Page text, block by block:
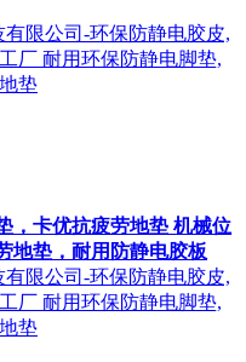
限公司-环保防静电胶皮,
厂 耐用环保防静电脚垫,
垫
，卡优抗疲劳地垫 机械位
地垫，耐用防静电胶板
限公司-环保防静电胶皮,
厂 耐用环保防静电脚垫,
垫